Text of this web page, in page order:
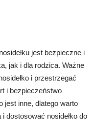
jest bezpieczne i
jak i dla rodzica. Ważne
i przestrzegać
i bezpieczeństwo
jest inne, dlatego warto
dostosować nosidełko do